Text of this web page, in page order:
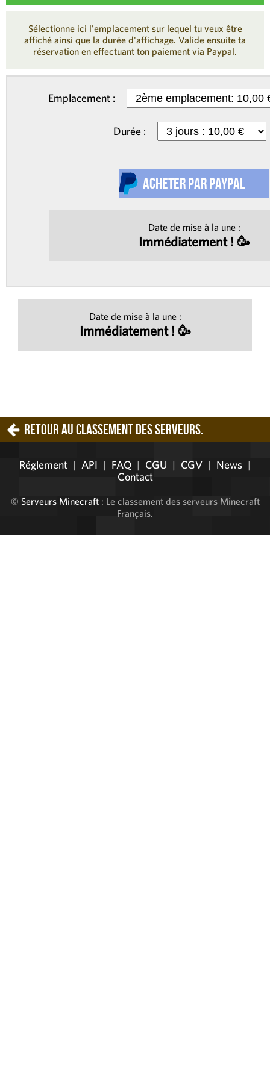
Sélectionne ici l'emplacement sur lequel tu veux être
affiché ainsi que la durée d'affichage. Valide ensuite ta
réservation en effectuant ton paiement via Paypal.
Emplacement :
Durée :
Date de mise à la une :
Immédiatement ! 🥳
Date de mise à la une :
Immédiatement ! 🥳
Retour au classement des serveurs.
Réglement | API | FAQ | CGU | CGV | News |
Contact
© Serveurs Minecraft: Le classement des serveurs Minecraft
Français.